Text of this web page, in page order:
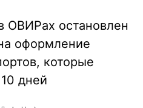
ОВИРах остановлен
оформление
которые
дней